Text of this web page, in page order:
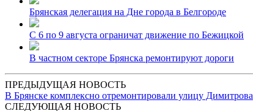
Брянская делегация на Дне города в Белгороде
С 6 по 9 августа ограничат движение по Бежицкой
В частном секторе Брянска ремонтируют дороги
ПРЕДЫДУЩАЯ НОВОСТЬ
В Брянске комплексно отремонтировали улицу Димитрова
СЛЕДУЮЩАЯ НОВОСТЬ